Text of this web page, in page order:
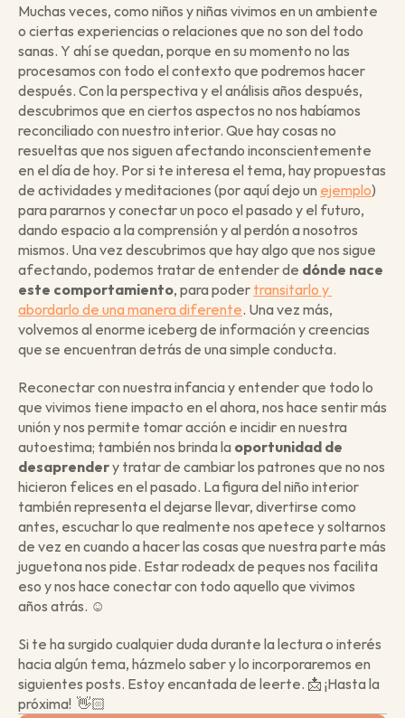
Muchas veces, como niños y niñas vivimos en un ambiente
o ciertas experiencias o relaciones que no son del todo
sanas. Y ahí se quedan, porque en su momento no las
procesamos con todo el contexto que podremos hacer
después. Con la perspectiva y el análisis años después,
descubrimos que en ciertos aspectos no nos habíamos
reconciliado con nuestro interior. Que hay cosas no
resueltas que nos siguen afectando inconscientemente
en el día de hoy. Por si te interesa el tema, hay propuestas
de actividades y meditaciones (por aquí dejo un ejemplo)
para pararnos y conectar un poco el pasado y el futuro,
dando espacio a la comprensión y al perdón a nosotros
mismos. Una vez descubrimos que hay algo que nos sigue
afectando, podemos tratar de entender de dónde nace
este comportamiento, para poder transitarlo y
abordarlo de una manera diferente. Una vez más,
volvemos al enorme iceberg de información y creencias
que se encuentran detrás de una simple conducta.
Reconectar con nuestra infancia y entender que todo lo
que vivimos tiene impacto en el ahora, nos hace sentir más
unión y nos permite tomar acción e incidir en nuestra
autoestima; también nos brinda la oportunidad de
desaprender y tratar de cambiar los patrones que no nos
hicieron felices en el pasado. La figura del niño interior
también representa el dejarse llevar, divertirse como
antes, escuchar lo que realmente nos apetece y soltarnos
de vez en cuando a hacer las cosas que nuestra parte más
juguetona nos pide. Estar rodeadx de peques nos facilita
eso y nos hace conectar con todo aquello que vivimos
años atrás. ☺
Si te ha surgido cualquier duda durante la lectura o interés
hacia algún tema, házmelo saber y lo incorporaremos en
siguientes posts. Estoy encantada de leerte. 📩 ¡Hasta la
próxima!  👋🏻